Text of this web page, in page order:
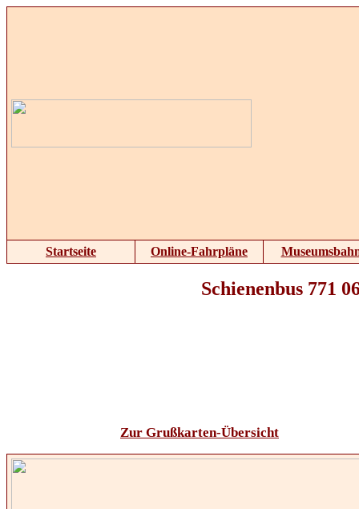
Startseite Online-Fahrpläne
Schienenbus 771
Zur Grußkarten-Übersicht